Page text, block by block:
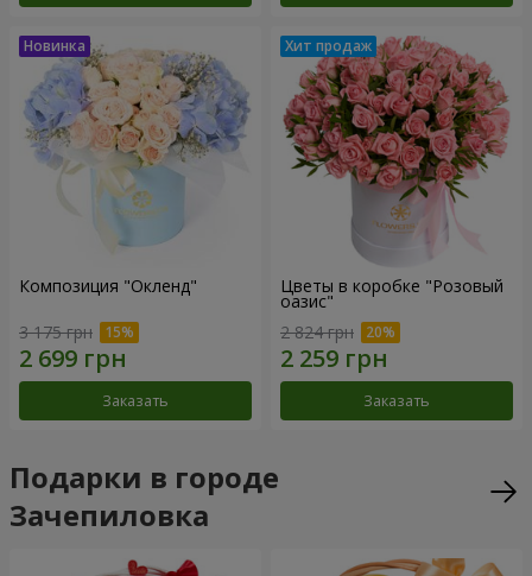
Композиция "Окленд"
3 175 грн
Заказать
Цветы в коробке "Розовый
оазис"
2 824 грн
Заказать
Подарки в городе
Зачепиловка